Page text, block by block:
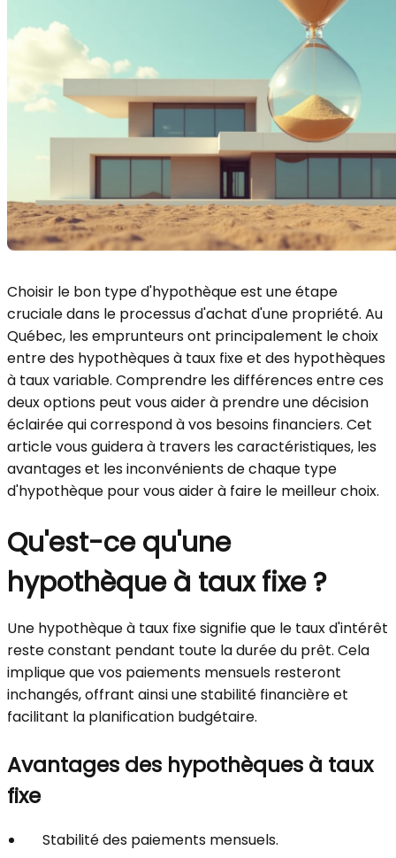
Choisir le bon type d'hypothèque est une étape
cruciale dans le processus d'achat d'une propriété. Au
Québec, les emprunteurs ont principalement le choix
entre des hypothèques à taux fixe et des hypothèques
à taux variable. Comprendre les différences entre ces
deux options peut vous aider à prendre une décision
éclairée qui correspond à vos besoins financiers. Cet
article vous guidera à travers les caractéristiques, les
avantages et les inconvénients de chaque type
d'hypothèque pour vous aider à faire le meilleur choix.
Qu'est-ce qu'une
hypothèque à taux fixe ?
Une hypothèque à taux fixe signifie que le taux d'intérêt
reste constant pendant toute la durée du prêt. Cela
implique que vos paiements mensuels resteront
inchangés, offrant ainsi une stabilité financière et
facilitant la planification budgétaire.
Avantages des hypothèques à taux
fixe
Stabilité des paiements mensuels.